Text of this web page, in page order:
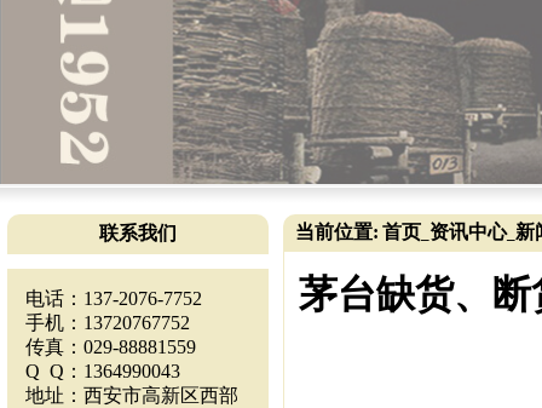
联系我们
电话：137-2076-7752
手机：13720767752
传真：029-88881559
Q Q：1364990043
地址：西安市高新区西部
当前位置: 首页 资讯中心_ 新
茅台缺货、断